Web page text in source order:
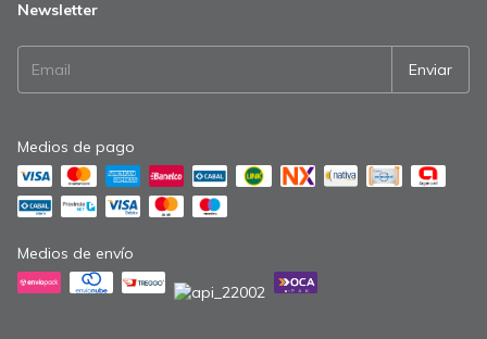
Newsletter
Medios de pago
Medios de envío